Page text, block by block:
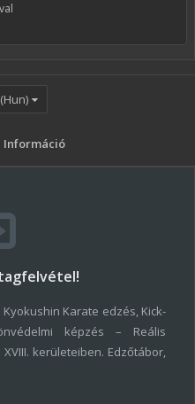
Információ
Karate edzés, Kick-
képzés – Reális
kerületeiben. Edzőtábor,